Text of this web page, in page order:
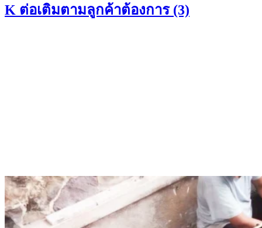
K ต่อเติมตามลูกค้าต้องการ (3)